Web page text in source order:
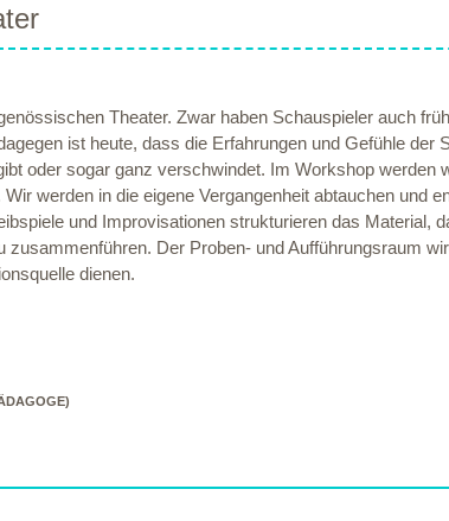
Theater. Zwar haben Schauspieler auch
ist heute, dass die Erfahrungen und Gefühle der
oder sogar ganz verschwindet. Im Workshop werden
werden in die eigene Vergangenheit abtauchen und
und Improvisationen strukturieren das Material,
Der Proben- und Aufführungsraum
dienen.